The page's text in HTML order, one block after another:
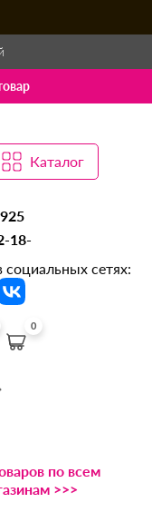
Каталог
18-
сетях:
0
по всем
>>>